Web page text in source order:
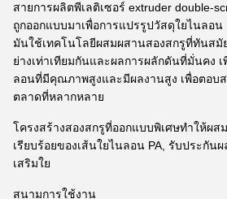
สายการผลิตพีเลติเซอร์ extruder double-
ถูกออกแบบมาเพื่อการแปรรูปวัสดุใยไนลอน
มันใช้เทคโนโลยีผสมผสานสองสกรูที่ทันสมั
ย่างเท่าเทียมกันและผลการผลักดันที่มั่นคง
ลอนที่มีคุณภาพสูงและมีผลงานสูง เพื่อตอบ
ตลาดที่หลากหลาย
โครงสร้างสองสกรูที่ออกแบบพิเศษทําให้ผ
เรียบร้อยของเส้นใยไนลอน PA, รับประกัน
เสริมใย
สนามการใช้งาน